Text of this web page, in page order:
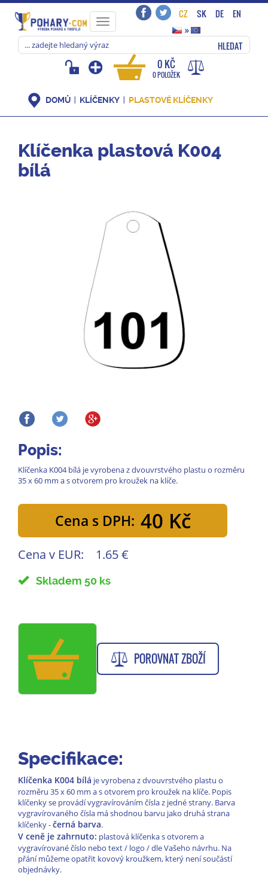
Toggle
navigation
CZ SK DE
EN
»
HLEDAT
0 KČ
0 POLOŽEK
DOMŮ KLÍČENKY PLASTOVÉ KLÍČENKY
Klíčenka plastová K004
bílá
Popis:
Klíčenka K004 bílá je vyrobena z dvouvrstvého plastu o rozměru
35 x 60 mm a s otvorem pro kroužek na klíče.
Cena s DPH: 40 Kč
Cena v EUR: 1.65 €
Skladem 50 ks
POROVNAT ZBOŽÍ
Specifikace:
Klíčenka K004 bílá je vyrobena z dvouvrstvého plastu o
rozměru 35 x 60 mm a s otvorem pro kroužek na klíče. Popis
klíčenky se provádí vygravírováním čísla z jedné strany. Barva
vygravírovaného čísla má shodnou barvu jako druhá strana
klíčenky -černá barva.
V ceně je zahrnuto: plastová klíčenka s otvorem a
vygravírované číslo nebo text / logo / dle Vašeho návrhu. Na
přání můžeme opatřit kovový kroužkem, který není součástí
objednávky.